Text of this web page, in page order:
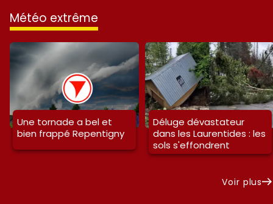
météo extrême
Une tornade a bel et
bien frappé Repentigny
Déluge dévastateur
dans les Laurentides : les
sols s'effondrent
Voir plus